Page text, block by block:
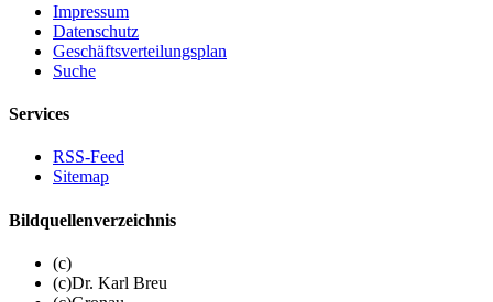
Impressum
Datenschutz
Geschäftsverteilungsplan
Suche
Services
RSS-Feed
Sitemap
Bildquellenverzeichnis
(c)
(c)Dr. Karl Breu